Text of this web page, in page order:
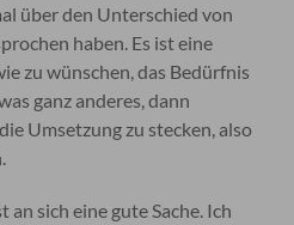
über den Unterschied von
haben. Es ist eine
zu wünschen, das Bedürfnis
ganz anderes, dann
Umsetzung zu stecken, also
sich eine gute Sache. Ich